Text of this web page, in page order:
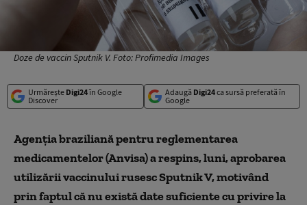
Doze de vaccin Sputnik V. Foto: Profimedia Images
Urmărește Digi24în Google
Discover
Adaugă Digi24ca sursă preferată în
Google
Agenția braziliană pentru reglementarea
medicamentelor (Anvisa) a respins, luni, aprobarea
utilizării vaccinului rusesc Sputnik V, motivând
prin faptul că nu există date suficiente cu privire la